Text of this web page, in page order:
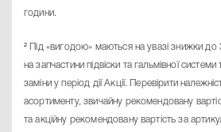
години.
² Під «вигодою» маються на увазі знижки до
на запчастини підвіски та гальмівної
заміни у період дії Акції. Перевірити
асортименту, звичайну рекомендовану
та акційну рекомендовану вартість за